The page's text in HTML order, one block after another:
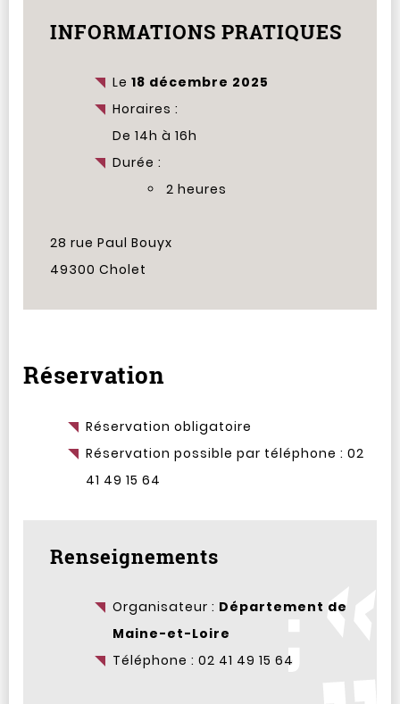
INFORMATIONS PRATIQUES
Le 18 décembre 2025
Horaires :
De 14h à 16h
Durée :
2 heures
28 rue Paul Bouyx
49300 Cholet
Réservation
Réservation obligatoire
Réservation possible par téléphone : 02
41 49 15 64
Renseignements
Organisateur : Département de
Maine-et-Loire
Téléphone : 02 41 49 15 64